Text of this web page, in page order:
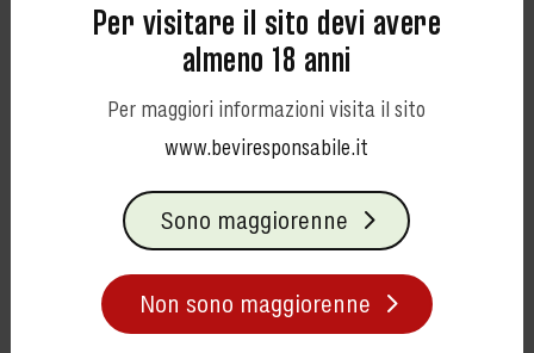
Slam Padel By Mini
Birra Castello è Official Partner del torneo
Slam Padel by Mini, una competizione in cui
le migliori coppie del panorama italiano si
sfidano in 5 diverse tappe in giro per l’Italia.
Per visitare il sito devi avere
almeno 18 anni
Per maggiori informazioni visita il sito
www.beviresponsabile.it
Sono maggiorenne
Non sono maggiorenne